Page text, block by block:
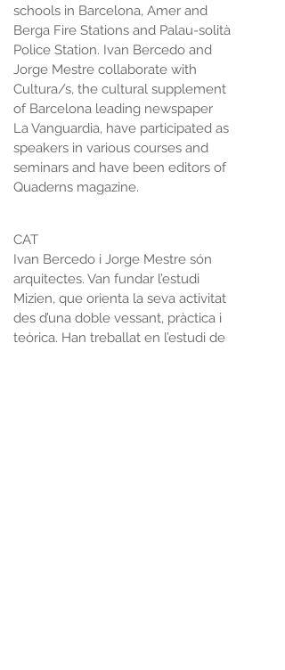
schools in Barcelona, Amer and
Berga Fire Stations and Palau-solità
Police Station. Ivan Bercedo and
Jorge Mestre collaborate with
Cultura/s, the cultural supplement
of Barcelona leading newspaper
La Vanguardia, have participated as
speakers in various courses and
seminars and have been editors of
Quaderns magazine.
CAT
Ivan Bercedo i Jorge Mestre són
arquitectes. Van fundar l’estudi
Mizien, que orienta la seva activitat
des d’una doble vessant, pràctica i
teòrica. Han treballat en l’estudi de